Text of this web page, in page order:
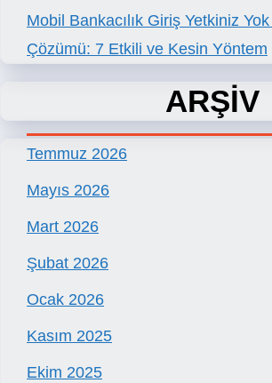
Mobil Bankacılık Giriş Yetkiniz
Çözümü: 7 Etkili ve Kesin Yöntem
ARŞİV
Temmuz 2026
Mayıs 2026
Mart 2026
Şubat 2026
Ocak 2026
Kasım 2025
Ekim 2025